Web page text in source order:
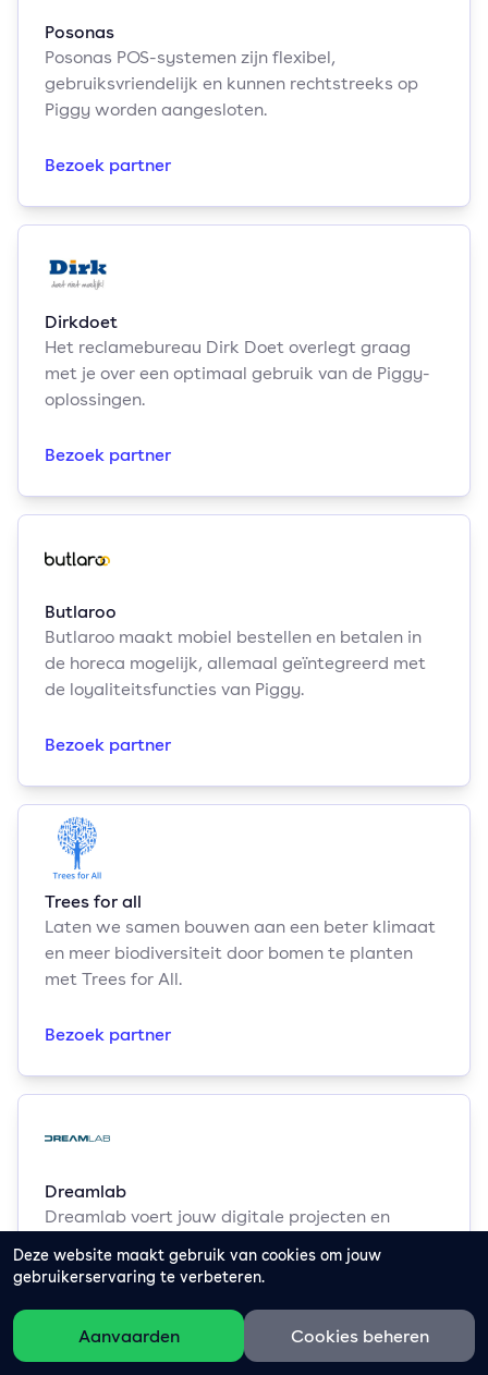
Deze website maakt gebruik van cookies om jouw
gebruikerservaring te verbeteren.
Aanvaarden Cookies beheren
Posonas
Posonas POS-systemen zijn flexibel,
gebruiksvriendelijk en kunnen rechtstreeks op
Piggy worden aangesloten.
Bezoek partner
Dirkdoet
Het reclamebureau Dirk Doet overlegt graag
met je over een optimaal gebruik van de Piggy-
oplossingen.
Bezoek partner
Butlaroo
Butlaroo maakt mobiel bestellen en betalen in
de horeca mogelijk, allemaal geïntegreerd met
de loyaliteitsfuncties van Piggy.
Bezoek partner
Trees for all
Laten we samen bouwen aan een beter klimaat
en meer biodiversiteit door bomen te planten
met Trees for All.
Bezoek partner
Dreamlab
Dreamlab voert jouw digitale projecten en
ontwerpen uit, samen met het ontwikkelen van
WooCommerce webshops en Wordpress
Bezoek partner